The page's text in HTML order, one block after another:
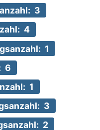
3
4
1
6
1
3
2